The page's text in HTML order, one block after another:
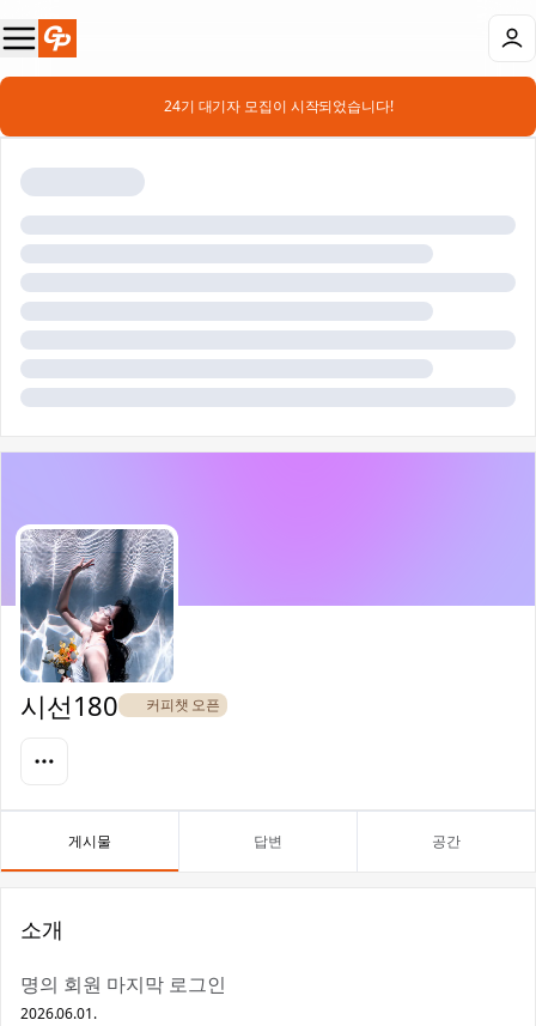
📣 24기 대기자 모집이 시작되었습니다!
시선180 ☕ 커피챗 오픈
게시물 답변 공간
소개
명의 회원 마지막 로그인
2026.06.01.